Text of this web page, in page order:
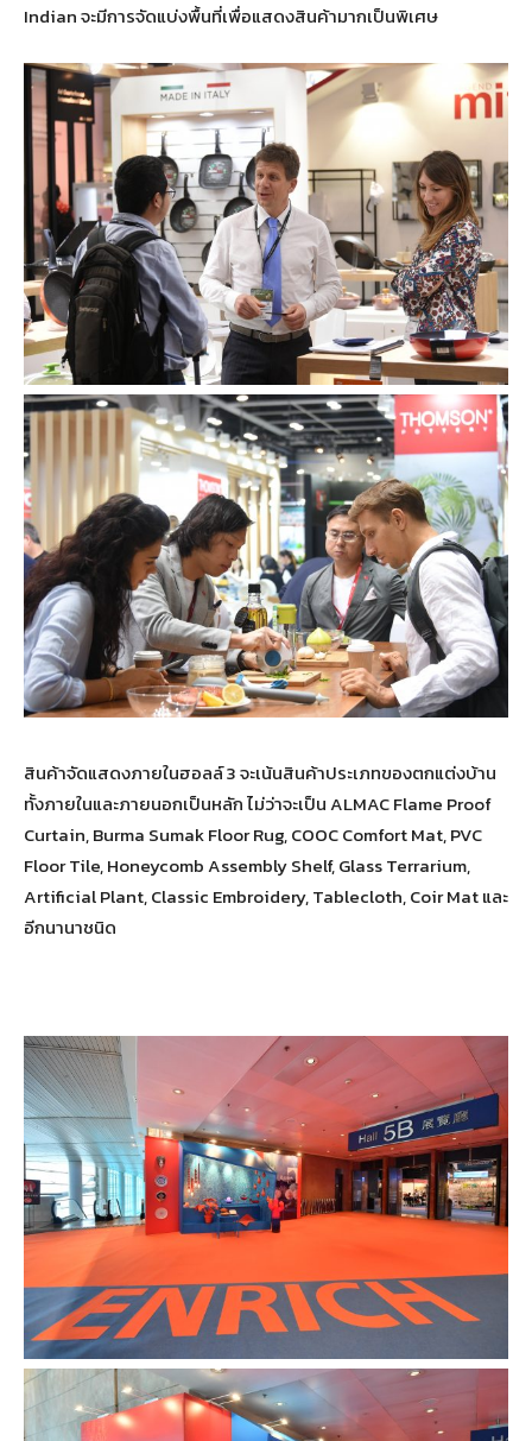
Indian จะมีการจัดแบ่งพื้นที่เพื่อแสดงสินค้ามากเป็นพิเศษ
สินค้าจัดแสดงภายในฮอลล์ 3 จะเน้นสินค้าประเภทของตกแต่งบ้าน
ทั้งภายในและภายนอกเป็นหลัก ไม่ว่าจะเป็น ALMAC Flame Proof
Curtain, Burma Sumak Floor Rug, COOC Comfort Mat, PVC
Floor Tile, Honeycomb Assembly Shelf, Glass Terrarium,
Artificial Plant, Classic Embroidery, Tablecloth, Coir Mat และ
อีกนานาชนิด